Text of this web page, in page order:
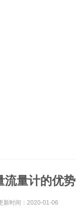
流量计的优势
新时间：2020-01-06